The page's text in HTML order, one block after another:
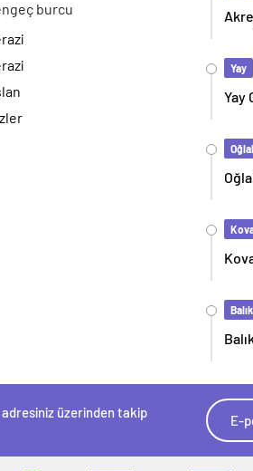
burcu
Yay
Yay
Balık
üzerinden takip